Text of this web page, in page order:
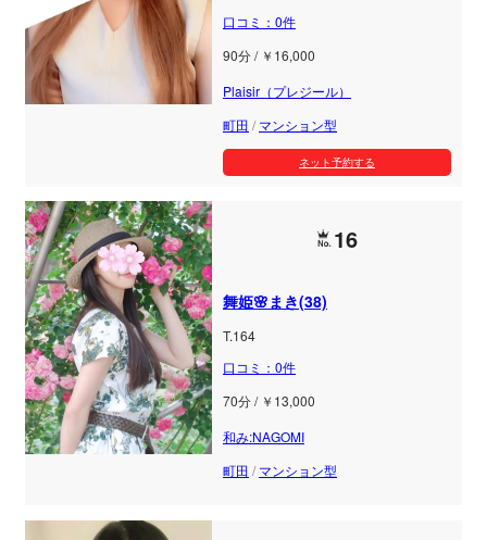
口コミ：0件
90分 / ￥16,000
Plaisir（プレジール）
町田 /マンション型
ネット予約する
16
舞姫🌸まき(38)
T.164
口コミ：0件
70分 / ￥13,000
和み:NAGOMI
町田 /マンション型